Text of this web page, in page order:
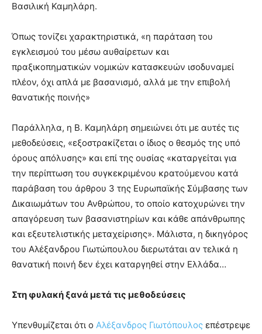
Βασιλική Καμηλάρη.
Όπως τονίζει χαρακτηριστικά, «η παράταση του
εγκλεισμού του μέσω αυθαίρετων και
πραξικοπηματικών νομικών κατασκευών ισοδυναμεί
πλέον, όχι απλά με βασανισμό, αλλά με την επιβολή
θανατικής ποινής»
Παράλληλα, η Β. Καμηλάρη σημειώνει ότι με αυτές τις
μεθοδεύσεις, «εξοστρακίζεται ο ίδιος ο θεσμός της υπό
όρους απόλυσης» και επί της ουσίας «καταργείται για
την περίπτωση του συγκεκριμένου κρατούμενου κατά
παράβαση του άρθρου 3 της Ευρωπαϊκής Σύμβασης των
Δικαιωμάτων του Ανθρώπου, το οποίο κατοχυρώνει την
απαγόρευση των βασανιστηρίων και κάθε απάνθρωπης
και εξευτελιστικής μεταχείρισης». Μάλιστα, η δικηγόρος
του Αλέξανδρου Γιωτώπουλου διερωτάται αν τελικά η
θανατική ποινή δεν έχει καταργηθεί στην Ελλάδα…
Στη φυλακή ξανά μετά τις μεθοδεύσεις
Υπενθυμίζεται ότι ο Αλέξανδρος Γιωτόπουλος επέστρεψε